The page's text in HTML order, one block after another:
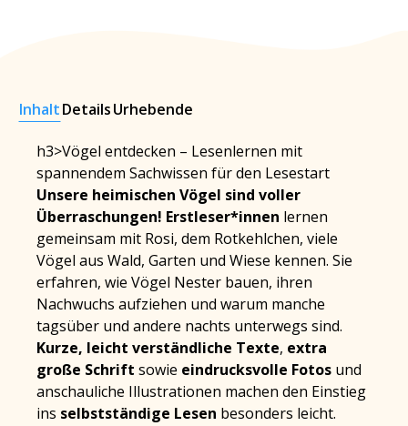
InhaltDetailsUrhebende
h3>Vögel entdecken – Lesenlernen mit
spannendem Sachwissen für den Lesestart
Unsere heimischen Vögel sind voller
Überraschungen! Erstleser*innen lernen
gemeinsam mit Rosi, dem Rotkehlchen, viele
Vögel aus Wald, Garten und Wiese kennen. Sie
erfahren, wie Vögel Nester bauen, ihren
Nachwuchs aufziehen und warum manche
tagsüber und andere nachts unterwegs sind.
Kurze, leicht verständliche Texte, extra
große Schrift sowie eindrucksvolle Fotos und
anschauliche Illustrationen machen den Einstieg
ins selbstständige Lesen besonders leicht.